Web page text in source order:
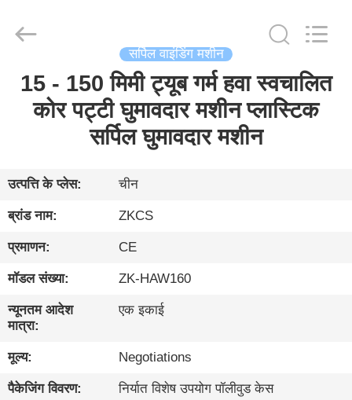
घर
विडियो
बारे
में
फ़ैक्टरी
दौरा
INDUSTRIAL
CO.,
Reserved.
सर्पिल वाइंडिंग मशीन
15 - 150 मिमी ट्यूब गर्म हवा स्वचालित
कोर पट्टी घुमावदार मशीन प्लास्टिक
सर्पिल घुमावदार मशीन
उत्पत्ति के प्लेस: चीन
ब्रांड नाम: ZKCS
प्रमाणन: CE
मॉडल संख्या: ZK-HAW160
न्यूनतम आदेश
मात्रा:
एक इकाई
मूल्य: Negotiations
पैकेजिंग विवरण: निर्यात विशेष उपयोग पॉलीवुड केस